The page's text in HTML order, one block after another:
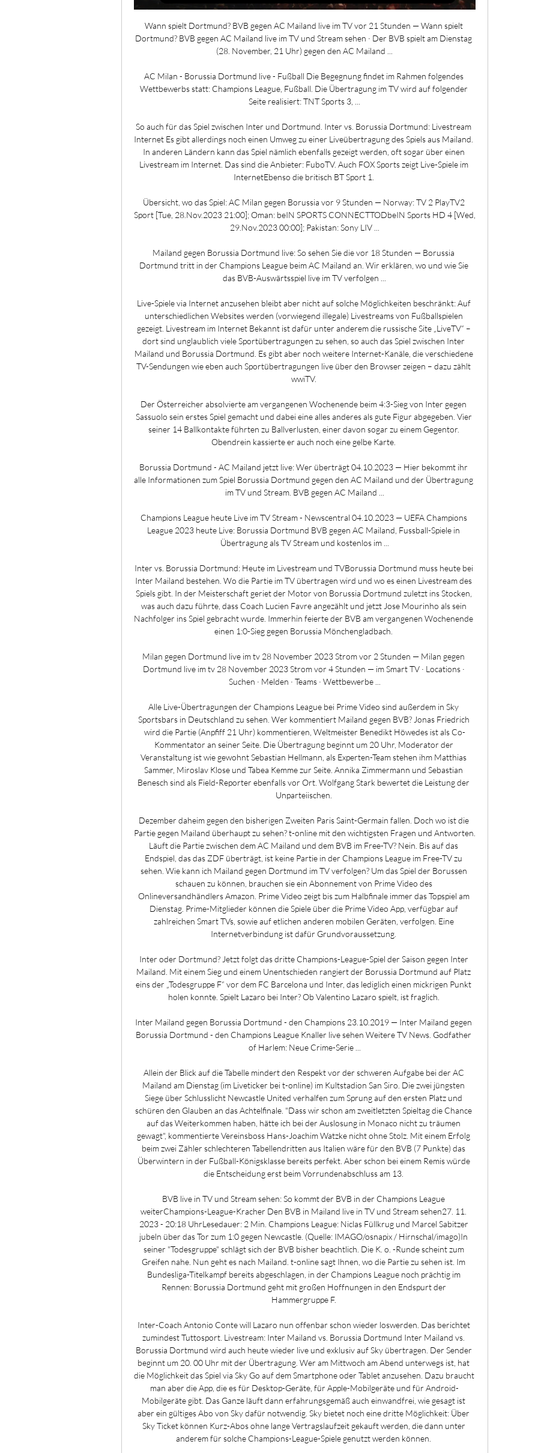
Wann spielt Dortmund? BVB gegen AC Mailand live im TV vor 21 Stunden — Wann spielt
Dortmund? BVB gegen AC Mailand live im TV und Stream sehen · Der BVB spielt am Dienstag
(28. November, 21 Uhr) gegen den AC Mailand ...
AC Milan - Borussia Dortmund live - Fußball Die Begegnung findet im Rahmen folgendes
Wettbewerbs statt: Champions League, Fußball. Die Übertragung im TV wird auf folgender
Seite realisiert: TNT Sports 3, ...
So auch für das Spiel zwischen Inter und Dortmund. Inter vs. Borussia Dortmund: Livestream
Internet Es gibt allerdings noch einen Umweg zu einer Liveübertragung des Spiels aus Mailand.
In anderen Ländern kann das Spiel nämlich ebenfalls gezeigt werden, oft sogar über einen
Livestream im Internet. Das sind die Anbieter: FuboTV. Auch FOX Sports zeigt Live-Spiele im
InternetEbenso die britisch BT Sport 1.
Übersicht, wo das Spiel: AC Milan gegen Borussia vor 9 Stunden — Norway: TV 2 PlayTV2
Sport [Tue, 28.Nov.2023 21:00]; Oman: beIN SPORTS CONNECTTODbeIN Sports HD 4 [Wed,
29.Nov.2023 00:00]; Pakistan: Sony LIV ...
Mailand gegen Borussia Dortmund live: So sehen Sie die vor 18 Stunden — Borussia
Dortmund tritt in der Champions League beim AC Mailand an. Wir erklären, wo und wie Sie
das BVB-Auswärtsspiel live im TV verfolgen ...
Live-Spiele via Internet anzusehen bleibt aber nicht auf solche Möglichkeiten beschränkt: Auf
unterschiedlichen Websites werden (vorwiegend illegale) Livestreams von Fußballspielen
gezeigt. Livestream im Internet Bekannt ist dafür unter anderem die russische Site „LiveTV“ –
dort sind unglaublich viele Sportübertragungen zu sehen, so auch das Spiel zwischen Inter
Mailand und Borussia Dortmund. Es gibt aber noch weitere Internet-Kanäle, die verschiedene
TV-Sendungen wie eben auch Sportübertragungen live über den Browser zeigen – dazu zählt
wwiTV.
Der Österreicher absolvierte am vergangenen Wochenende beim 4:3-Sieg von Inter gegen
Sassuolo sein erstes Spiel gemacht und dabei eine alles anderes als gute Figur abgegeben. Vier
seiner 14 Ballkontakte führten zu Ballverlusten, einer davon sogar zu einem Gegentor.
Obendrein kassierte er auch noch eine gelbe Karte.
Borussia Dortmund - AC Mailand jetzt live: Wer überträgt 04.10.2023 — Hier bekommt ihr
alle Informationen zum Spiel Borussia Dortmund gegen den AC Mailand und der Übertragung
im TV und Stream. BVB gegen AC Mailand ...
Champions League heute Live im TV Stream - Newscentral 04.10.2023 — UEFA Champions
League 2023 heute Live: Borussia Dortmund BVB gegen AC Mailand, Fussball-Spiele in
Übertragung als TV Stream und kostenlos im ...
Inter vs. Borussia Dortmund: Heute im Livestream und TVBorussia Dortmund muss heute bei
Inter Mailand bestehen. Wo die Partie im TV übertragen wird und wo es einen Livestream des
Spiels gibt. In der Meisterschaft geriet der Motor von Borussia Dortmund zuletzt ins Stocken,
was auch dazu führte, dass Coach Lucien Favre angezählt und jetzt Jose Mourinho als sein
Nachfolger ins Spiel gebracht wurde. Immerhin feierte der BVB am vergangenen Wochenende
einen 1:0-Sieg gegen Borussia Mönchengladbach.
Milan gegen Dortmund live im tv 28 November 2023 Strom vor 2 Stunden — Milan gegen
Dortmund live im tv 28 November 2023 Strom vor 4 Stunden — im Smart TV · Locations ·
Suchen · Melden · Teams · Wettbewerbe ...
Alle Live-Übertragungen der Champions League bei Prime Video sind außerdem in Sky
Sportsbars in Deutschland zu sehen. Wer kommentiert Mailand gegen BVB? Jonas Friedrich
wird die Partie (Anpfiff 21 Uhr) kommentieren, Weltmeister Benedikt Höwedes ist als Co-
Kommentator an seiner Seite. Die Übertragung beginnt um 20 Uhr, Moderator der
Veranstaltung ist wie gewohnt Sebastian Hellmann, als Experten-Team stehen ihm Matthias
Sammer, Miroslav Klose und Tabea Kemme zur Seite. Annika Zimmermann und Sebastian
Benesch sind als Field-Reporter ebenfalls vor Ort. Wolfgang Stark bewertet die Leistung der
Unparteiischen.
Dezember daheim gegen den bisherigen Zweiten Paris Saint-Germain fallen. Doch wo ist die
Partie gegen Mailand überhaupt zu sehen? t-online mit den wichtigsten Fragen und Antworten.
Läuft die Partie zwischen dem AC Mailand und dem BVB im Free-TV? Nein. Bis auf das
Endspiel, das das ZDF überträgt, ist keine Partie in der Champions League im Free-TV zu
sehen. Wie kann ich Mailand gegen Dortmund im TV verfolgen? Um das Spiel der Borussen
schauen zu können, brauchen sie ein Abonnement von Prime Video des
Onlineversandhändlers Amazon. Prime Video zeigt bis zum Halbfinale immer das Topspiel am
Dienstag. Prime-Mitglieder können die Spiele über die Prime Video App, verfügbar auf
zahlreichen Smart TVs, sowie auf etlichen anderen mobilen Geräten, verfolgen. Eine
Internetverbindung ist dafür Grundvoraussetzung.
Inter oder Dortmund? Jetzt folgt das dritte Champions-League-Spiel der Saison gegen Inter
Mailand. Mit einem Sieg und einem Unentschieden rangiert der Borussia Dortmund auf Platz
eins der „Todesgruppe F“ vor dem FC Barcelona und Inter, das lediglich einen mickrigen Punkt
holen konnte. Spielt Lazaro bei Inter? Ob Valentino Lazaro spielt, ist fraglich.
Inter Mailand gegen Borussia Dortmund - den Champions 23.10.2019 — Inter Mailand gegen
Borussia Dortmund - den Champions League Knaller live sehen Weitere TV News. Godfather
of Harlem: Neue Crime-Serie ...
Allein der Blick auf die Tabelle mindert den Respekt vor der schweren Aufgabe bei der AC
Mailand am Dienstag (im Liveticker bei t-online) im Kultstadion San Siro. Die zwei jüngsten
Siege über Schlusslicht Newcastle United verhalfen zum Sprung auf den ersten Platz und
schüren den Glauben an das Achtelfinale. "Dass wir schon am zweitletzten Spieltag die Chance
auf das Weiterkommen haben, hätte ich bei der Auslosung in Monaco nicht zu träumen
gewagt", kommentierte Vereinsboss Hans-Joachim Watzke nicht ohne Stolz. Mit einem Erfolg
beim zwei Zähler schlechteren Tabellendritten aus Italien wäre für den BVB (7 Punkte) das
Überwintern in der Fußball-Königsklasse bereits perfekt. Aber schon bei einem Remis würde
die Entscheidung erst beim Vorrundenabschluss am 13.
BVB live in TV und Stream sehen: So kommt der BVB in der Champions League
weiterChampions-League-Kracher Den BVB in Mailand live in TV und Stream sehen27. 11.
2023 - 20:18 UhrLesedauer: 2 Min. Champions League: Niclas Füllkrug und Marcel Sabitzer
jubeln über das Tor zum 1:0 gegen Newcastle. (Quelle: IMAGO/osnapix / Hirnschal/imago)In
seiner "Todesgruppe" schlägt sich der BVB bisher beachtlich. Die K. o. -Runde scheint zum
Greifen nahe. Nun geht es nach Mailand. t-online sagt Ihnen, wo die Partie zu sehen ist. Im
Bundesliga-Titelkampf bereits abgeschlagen, in der Champions League noch prächtig im
Rennen: Borussia Dortmund geht mit großen Hoffnungen in den Endspurt der
Hammergruppe F.
Inter-Coach Antonio Conte will Lazaro nun offenbar schon wieder loswerden. Das berichtet
zumindest Tuttosport. Livestream: Inter Mailand vs. Borussia Dortmund Inter Mailand vs.
Borussia Dortmund wird auch heute wieder live und exklusiv auf Sky übertragen. Der Sender
beginnt um 20. 00 Uhr mit der Übertragung. Wer am Mittwoch am Abend unterwegs ist, hat
die Möglichkeit das Spiel via Sky Go auf dem Smartphone oder Tablet anzusehen. Dazu braucht
man aber die App, die es für Desktop-Geräte, für Apple-Mobilgeräte und für Android-
Mobilgeräte gibt. Das Ganze läuft dann erfahrungsgemäß auch einwandfrei, wie gesagt ist
aber ein gültiges Abo von Sky dafür notwendig. Sky bietet noch eine dritte Möglichkeit: Über
Sky Ticket können Kurz-Abos ohne lange Vertragslaufzeit gekauft werden, die dann unter
anderem für solche Champions-League-Spiele genutzt werden können.